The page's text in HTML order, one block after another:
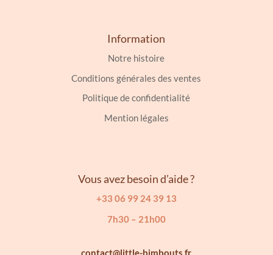
Information
Notre histoire
Conditions générales des ventes
Politique de confidentialité
Mention légales
Vous avez besoin d’aide ?
+33 06 99 24 39 13
7h30 – 21h00
contact@little-bimbouts.fr